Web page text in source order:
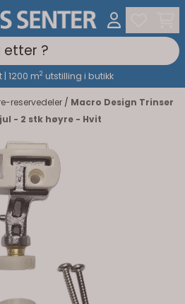
1200 m2 utstilling i butikk
reservedeler / Macro Design Trinser
- 2 stk høyre - Hvit